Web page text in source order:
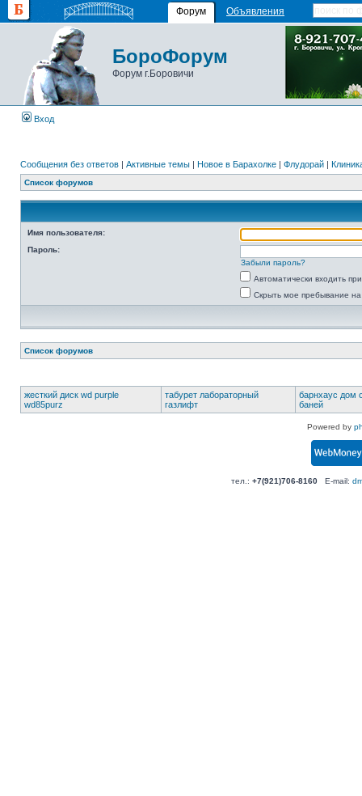
Форум Объявления
БороФорум
Форум г.Боровичи
Вход
Сообщения без ответов | Активные темы | Новое в Барахолке | Флудорай |
Список форумов
Имя пользователя:
Пароль:
Забыли пароль?
Автоматически входить
Скрыть мое пребывание
Список форумов
жесткий диск wd purple
wd85purz
табурет лабораторный
газлифт
барнхаус дом
баней
Powered by
тел.: +7(921)706-8160E-mail: